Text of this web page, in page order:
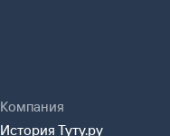
Компания
История Туту.ру